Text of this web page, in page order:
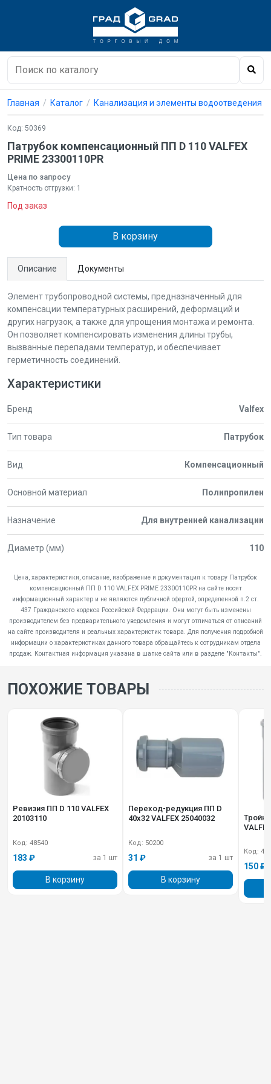
Главная Каталог Канализация и элементы водоотведения
Код: 50369
Патрубок компенсационный ПП D 110 VALFEX
PRIME 23300110PR
Цена по запросу
Кратность отгрузки: 1
Под заказ
В корзину
Описание Документы
Элемент трубопроводной системы, предназначенный для
компенсации температурных расширений, деформаций и
других нагрузок, а также для упрощения монтажа и ремонта.
Он позволяет компенсировать изменения длины трубы,
вызванные перепадами температур, и обеспечивает
герметичность соединений.
Характеристики
Бренд Valfex
Тип товара Патрубок
Вид Компенсационный
Основной материал Полипропилен
Назначение Для внутренней канализации
Диаметр (мм) 110
Цена, характеристики, описание, изображение и документация к товару Патрубок
компенсационный ПП D 110 VALFEX PRIME 23300110PR на сайте носят
информационный характер и не являются публичной офертой, определенной п.2 ст.
437 Гражданского кодекса Российской Федерации. Они могут быть изменены
производителем без предварительного уведомления и могут отличаться от описаний
на сайте производителя и реальных характеристик товара. Для получения подробной
информации о характеристиках данного товара обращайтесь к сотрудникам отдела
продаж. Контактная информация указана в шапке сайта или в разделе "Контакты".
ПОХОЖИЕ ТОВАРЫ
Ревизия ПП D 110 VALFEX
20103110
Код: 48540
183 ₽ за 1 шт
В корзину
Переход-редукция ПП D
40х32 VALFEX 25040032
Код: 50200
31 ₽ за 1 шт
В корзину
Код:
150 ₽